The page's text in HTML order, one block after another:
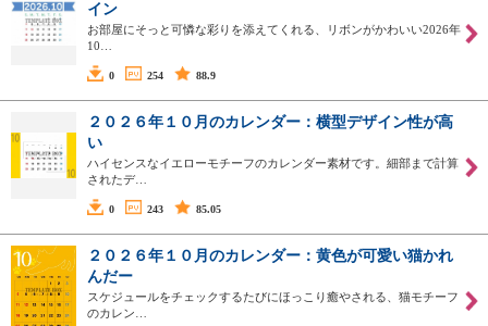
イン
お部屋にそっと可憐な彩りを添えてくれる、リボンがかわいい2026年
10…
0 254 88.9
２０２６年１０月のカレンダー：横型デザイン性が高
い
ハイセンスなイエローモチーフのカレンダー素材です。細部まで計算
されたデ…
0 243 85.05
２０２６年１０月のカレンダー：黄色が可愛い猫かれ
んだー
スケジュールをチェックするたびにほっこり癒やされる、猫モチーフ
のカレン…